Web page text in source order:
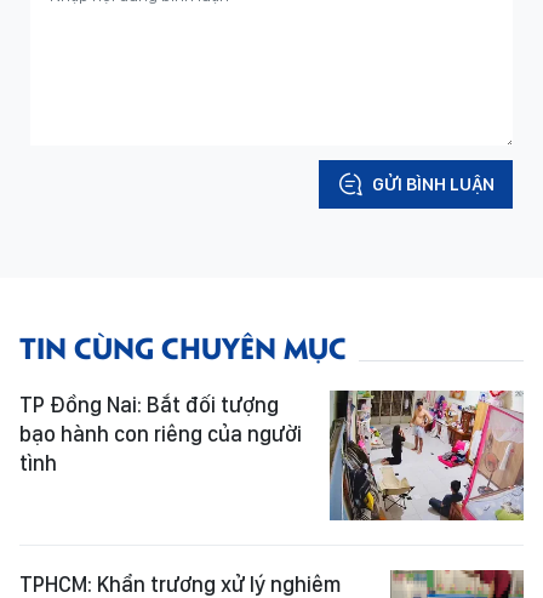
GỬI BÌNH LUẬN
TIN CÙNG CHUYÊN MỤC
TP Đồng Nai: Bắt đối tượng
bạo hành con riêng của người
tình
TPHCM: Khẩn trương xử lý nghiêm